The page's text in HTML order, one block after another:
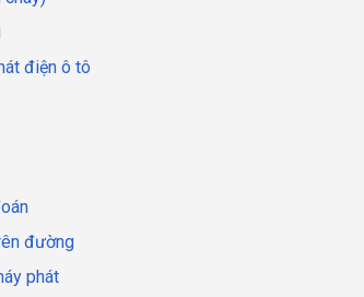
điện ô tô
đường
phát